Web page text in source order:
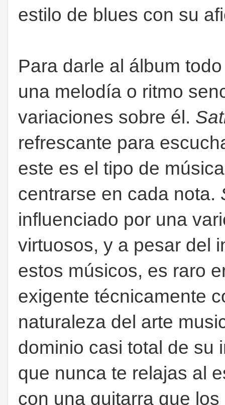
estilo de blues con su
Para darle al álbum
una melodía o ritmo
variaciones sobre él.
refrescante para
este es el tipo de
centrarse en cada nota.
influenciado por una
virtuosos, y a pesar del
estos músicos, es raro
exigente técnicamente
naturaleza del arte
dominio casi total de su
que nunca te relajas al
con una guitarra que